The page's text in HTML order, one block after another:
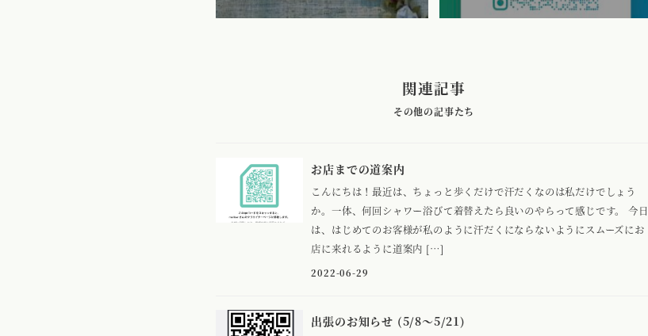
関連記事
お店までの道案内
こんにちは！最近は、ちょっと歩くだけで汗だくなのは私だけでしょう
か。一体、何回シャワー浴びて着替えたら良いのやらって感じです。 今日
は、はじめてのお客様が私のように汗だくにならないようにスムーズにお
店に来れるように道案内 […]
2022-06-29
出張のお知らせ (5/8～5/21)